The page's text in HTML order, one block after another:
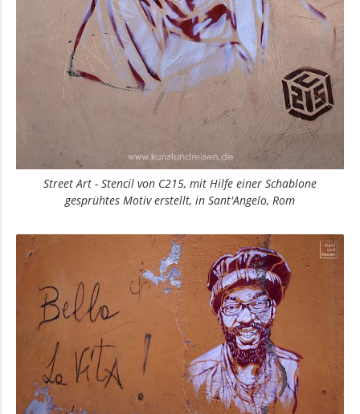
Street Art - Stencil von C215, mit Hilfe einer Schablone
gesprühtes Motiv erstellt, in Sant'Angelo, Rom